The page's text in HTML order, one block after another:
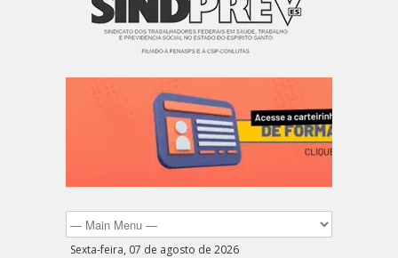
Sexta-feira, 07 de agosto de 2026